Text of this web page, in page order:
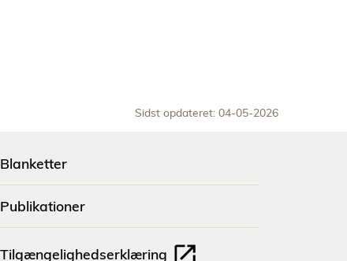
Sidst opdateret: 04-05-2026
Blanketter
Publikationer
Tilgængelighedserklæring